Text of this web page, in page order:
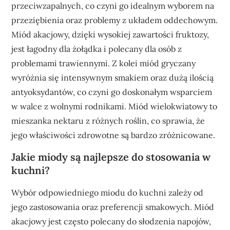
przeciwzapalnych, co czyni go idealnym wyborem na
przeziębienia oraz problemy z układem oddechowym.
Miód akacjowy, dzięki wysokiej zawartości fruktozy,
jest łagodny dla żołądka i polecany dla osób z
problemami trawiennymi. Z kolei miód gryczany
wyróżnia się intensywnym smakiem oraz dużą ilością
antyoksydantów, co czyni go doskonałym wsparciem
w walce z wolnymi rodnikami. Miód wielokwiatowy to
mieszanka nektaru z różnych roślin, co sprawia, że
jego właściwości zdrowotne są bardzo zróżnicowane.
Jakie miody są najlepsze do stosowania w
kuchni?
Wybór odpowiedniego miodu do kuchni zależy od
jego zastosowania oraz preferencji smakowych. Miód
akacjowy jest często polecany do słodzenia napojów,